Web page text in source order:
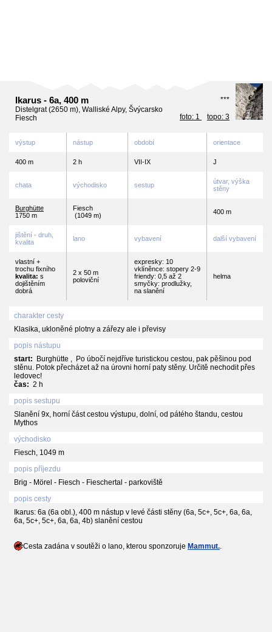
***
foto: 1
topo: 3
Ikarus - 6a, 400 m
Distelgrat (2650 m), Walliské Alpy, Švýcarsko
Fiesch
výstup nástup období orientace
400 m 2 h VII-IX J
chata východisko sestup
útvar, výška
stěny
Burghütte
1750 m
Fiesch
(1049 m)
400 m
jištění - druh,
kvalita
lano vybavení další vybavení
vlastní +
trochu fixního
kvalita: s
dojištěním
dobrá
2 x 50 m
poloviční
expresky: 10
vklíněnce: stopery 2-9
friendy: 0,5 až 2
smyčky: prodlužky,
na slanění
helma
charakter cesty
Klasika, ukloněné plotny a zářezy ale i převisy
popis nástupu
start:
Burghütte , Po úbočí nejdříve turistickou cestou, pak pěšinou pod
stěnu. Potok přecházet až na úrovni horní paty stěny. Určitě nechodit přes
ledovec!
čas: 2 h
popis sestupu
Slanění 9x, horní část cestou výstupu, dolní, od pátého štandu, cestou
Mythos
východisko
Fiesch, 1049 m
popis příjezdu
Brig - Mörel - Fiesch - Fieschertal - parkoviště
popis cesty
Ikarus: 6a (6a obl.), 400 m nástup v levé části stěny (6a, 5c+, 5c+, 6a, 6a,
6a, 5c+, 5c+, 6a, 6a, 4b) slanění cestou
Cesta zadána v soutěži o lano, kterou sponzoruje Mammut..